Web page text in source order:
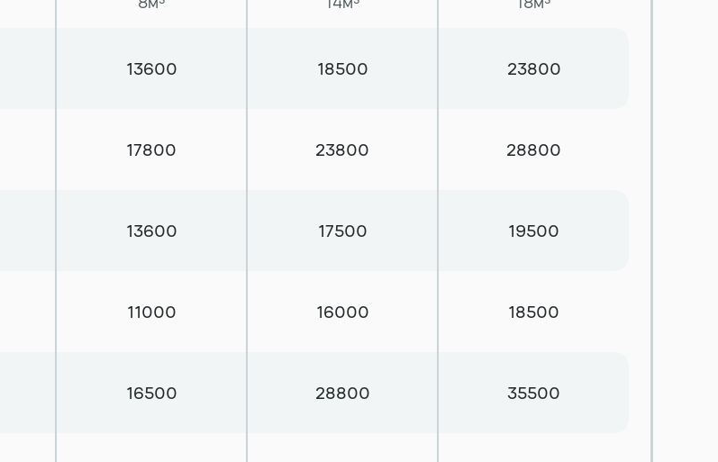
13600 18500 23800
17800 23800 28800
13600 17500 19500
11000 16000 18500
16500 28800 35500